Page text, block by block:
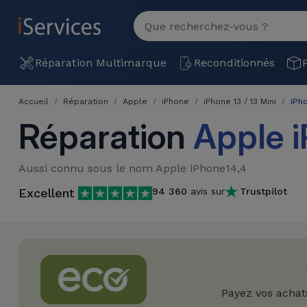
Réparation Multimarque Reconditionnés
MENU
Réparation
Différentes
Causes de
Pannes
Macbook
iPhone
Reconditionnés
iPads
Reconditionnés
Produits
DJI
Câbles
Magasins
Reprises
Voir
Accueil Réparation Apple iPhone iPhone 13 / 13 Mini
Réparation Apple
Aussi connu sous le nom Apple iPhone14,4
Excellent 94 360 avis sur Trustpilot
Payez vos